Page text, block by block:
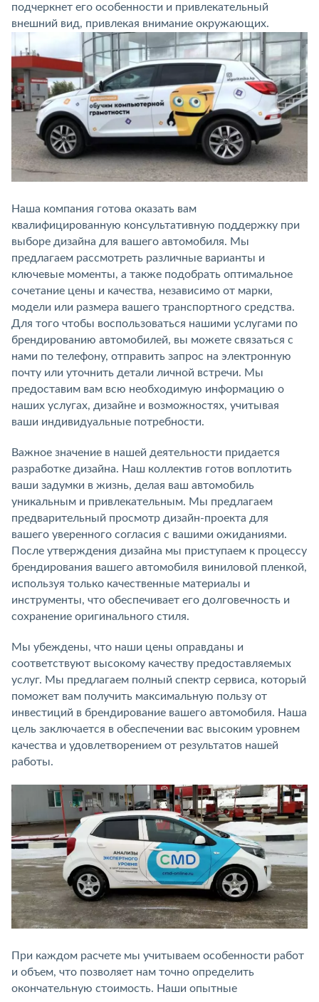
подчеркнет его особенности и привлекательный
внешний вид, привлекая внимание окружающих.
Наша компания готова оказать вам
квалифицированную консультативную поддержку при
выборе дизайна для вашего автомобиля. Мы
предлагаем рассмотреть различные варианты и
ключевые моменты, а также подобрать оптимальное
сочетание цены и качества, независимо от марки,
модели или размера вашего транспортного средства.
Для того чтобы воспользоваться нашими услугами по
брендированию автомобилей, вы можете связаться с
нами по телефону, отправить запрос на электронную
почту или уточнить детали личной встречи. Мы
предоставим вам всю необходимую информацию о
наших услугах, дизайне и возможностях, учитывая
ваши индивидуальные потребности.
Важное значение в нашей деятельности придается
разработке дизайна. Наш коллектив готов воплотить
ваши задумки в жизнь, делая ваш автомобиль
уникальным и привлекательным. Мы предлагаем
предварительный просмотр дизайн-проекта для
вашего уверенного согласия с вашими ожиданиями.
После утверждения дизайна мы приступаем к процессу
брендирования вашего автомобиля виниловой пленкой,
используя только качественные материалы и
инструменты, что обеспечивает его долговечность и
сохранение оригинального стиля.
Мы убеждены, что наши цены оправданы и
соответствуют высокому качеству предоставляемых
услуг. Мы предлагаем полный спектр сервиса, который
поможет вам получить максимальную пользу от
инвестиций в брендирование вашего автомобиля. Наша
цель заключается в обеспечении вас высоким уровнем
качества и удовлетворением от результатов нашей
работы.
При каждом расчете мы учитываем особенности работ
и объем, что позволяет нам точно определить
окончательную стоимость. Наши опытные